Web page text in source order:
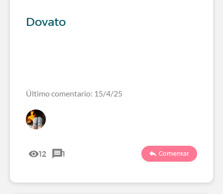
Dovato
Último comentario: 15/4/25
12 1 Comentar